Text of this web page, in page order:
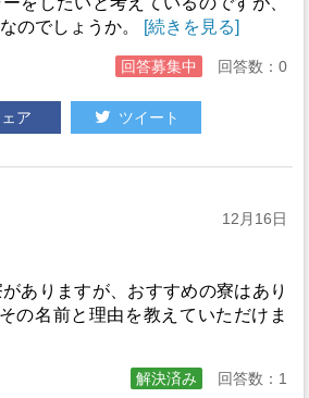
のでしょうか。
[続きを見る]
回答募集中 回答数：0
ア ツイート
12月16日
ありますが、おすすめの寮はあり
の名前と理由を教えていただけま
解決済み 回答数：1